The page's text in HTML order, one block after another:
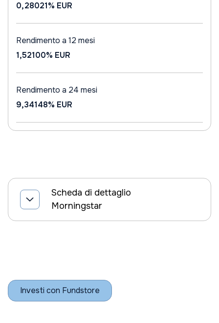
0,28021% EUR
Rendimento a 12 mesi
1,52100% EUR
Rendimento a 24 mesi
9,34148% EUR
Scheda di dettaglio
Morningstar
Investi con Fundstore